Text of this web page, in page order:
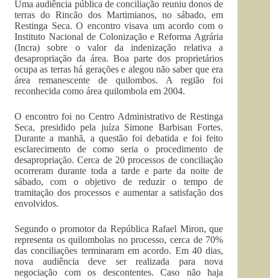
Uma audiência pública de conciliação reuniu donos de
terras do Rincão dos Martimianos, no sábado, em
Restinga Seca. O encontro visava um acordo com o
Instituto Nacional de Colonização e Reforma Agrária
(Incra) sobre o valor da indenização relativa a
desapropriação da área. Boa parte dos proprietários
ocupa as terras há gerações e alegou não saber que era
área remanescente de quilombos. A região foi
reconhecida como área quilombola em 2004.
O encontro foi no Centro Administrativo de Restinga
Seca, presidido pela juíza Simone Barbisan Fortes.
Durante a manhã, a questão foi debatida e foi feito
esclarecimento de como seria o procedimento de
desapropriação. Cerca de 20 processos de conciliação
ocorreram durante toda a tarde e parte da noite de
sábado, com o objetivo de reduzir o tempo de
tramitação dos processos e aumentar a satisfação dos
envolvidos.
Segundo o promotor da República Rafael Miron, que
representa os quilombolas no processo, cerca de 70%
das conciliações terminaram em acordo. Em 40 dias,
nova audiência deve ser realizada para nova
negociação com os descontentes. Caso não haja